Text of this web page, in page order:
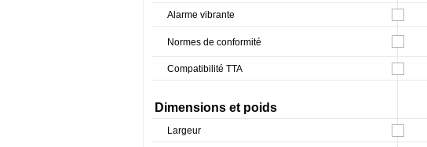
Alarme vibrante
Normes de conformité
Compatibilité TTA
Dimensions et poids
Largeur